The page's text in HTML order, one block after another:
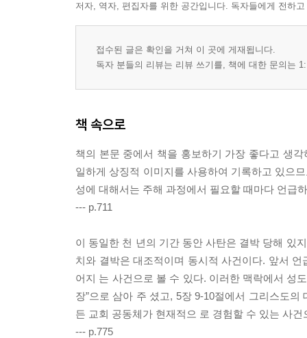
1. 하늘의 144,000(14:1-5) 247
[14:1] 어린 양과 144,000 251
[14:2-3] 하늘에서 144,000의 활동: 하프 연주와 새
[14:4-5] 144,000의 특징들 261
1)종말적 구속과 심판의 선포(14:6-12)(A) 273
3)종말적 구속과 심판의 실행(14:14-20)(A') 305
VI. 요한 계시록 15-16장: 대접 심판 시리즈(1-7번째
[15:1] 표적을 보다 338
[15:2-4] 어린 양의 노래 341
(1)승리자들의 노래(2-3a절) 342
(2)어린 양의 노래의 내용(3b-4절) 348
[15:5-8] 일곱대접 심판의 개요 358
저자, 역자, 편집자를 위한 공간입니다. 독자들에게 전하
접수된 글은 확인을 거쳐 이 곳에 게재됩니다.
독자 분들의 리뷰는 리뷰 쓰기를, 책에 대한 문의는
책 속으로
책의 본문 중에서 책을 홍보하기 가장 좋다고 생
일하게 상징적 이미지를 사용하여 기록하고 있으
성에 대해서는 주해 과정에서 필요할 때마다 언급
--- p.711
이 동일한 천 년의 기간 동안 사탄은 결박 당해 있
치와 결박은 대조적이며 동시적 사건이다. 앞서
어지 는 사건으로 볼 수 있다. 이러한 맥락에서 성
장”으로 삼아 주 셨고, 5장 9-10절에서 그리스도
든 교회 공동체가 현재적으 로 경험할 수 있는 사건
--- p.775